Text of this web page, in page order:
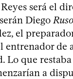
será el
Diego Ruso
el
entrenador de
Lo que restaba
a